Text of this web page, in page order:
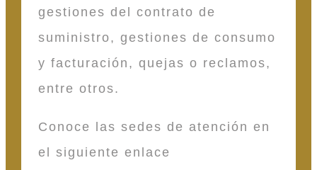
gestiones del contrato de
suministro, gestiones de consumo
y facturación, quejas o reclamos,
entre otros.
Conoce las sedes de atención en
el siguiente enlace